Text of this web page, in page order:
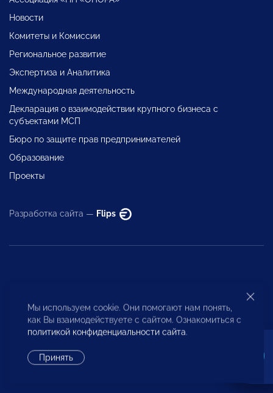
Новости
Комитеты и Комиссии
Региональное развитие
Экспертиза и Аналитика
Международная деятельность
Декларация о взаимодействии крупного бизнеса с
субъектами МСП
Бюро по защите прав предпринимателей
Образование
Проекты
Разработка сайта — Flips
+7 (495) 247 4777
id@opora.ru
Мы используем cookie. Они помогают нам понять,
как Вы взаимодействуете с сайтом. Ознакомиться с
политикой конфиденциальности сайта.
Принять